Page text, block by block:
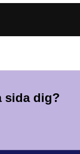
sida dig?